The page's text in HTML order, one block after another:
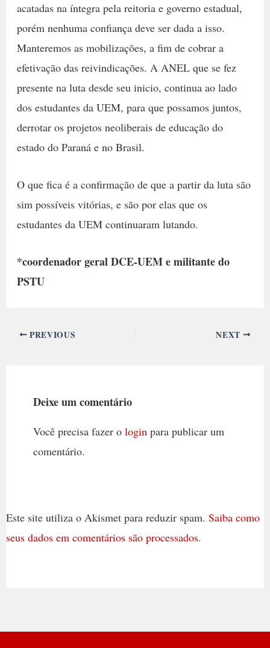
acatadas na íntegra pela reitoria e governo estadual,
porém nenhuma confiança deve ser dada a isso.
Manteremos as mobilizações, a fim de cobrar a
efetivação das reivindicações. A ANEL que se fez
presente na luta desde seu inicio, continua ao lado
dos estudantes da UEM, para que possamos juntos,
derrotar os projetos neoliberais de educação do
estado do Paraná e no Brasil.
O que fica é a confirmação de que a partir da luta são
sim possíveis vitórias, e são por elas que os
estudantes da UEM continuaram lutando.
*coordenador geral DCE-UEM e militante do
PSTU
PREVIOUS NEXT
Deixe um comentário
Você precisa fazer o loginpara publicar um
comentário.
Este site utiliza o Akismet para reduzir spam. Saiba como
seus dados em comentários são processados.